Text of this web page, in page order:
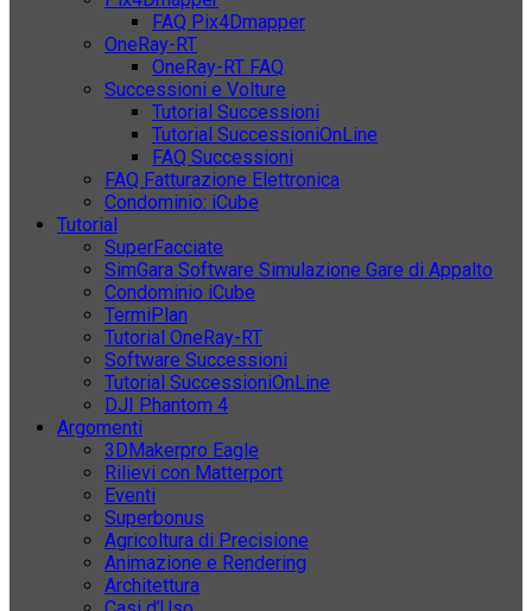
FAQ Pix4Dmapper
OneRay-RT
OneRay-RT FAQ
Successioni e Volture
Tutorial Successioni
Tutorial SuccessioniOnLine
FAQ Successioni
FAQ Fatturazione Elettronica
Condominio: iCube
Tutorial
SuperFacciate
SimGara Software Simulazione Gare di Appalto
Condominio iCube
TermiPlan
Tutorial OneRay-RT
Software Successioni
Tutorial SuccessioniOnLine
DJI Phantom 4
Argomenti
3DMakerpro Eagle
Rilievi con Matterport
Eventi
Superbonus
Agricoltura di Precisione
Animazione e Rendering
Architettura